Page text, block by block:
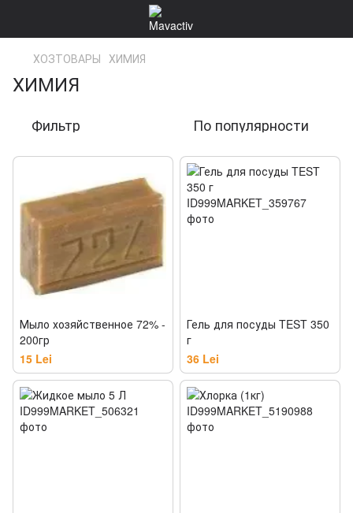
ХОЗТОВАРЫ ХИМИЯ
ХИМИЯ
Фильтр По популярности
Мыло хозяйственное 72% -
200гр
15 Lei
Гель для посуды TEST 350
г
36 Lei